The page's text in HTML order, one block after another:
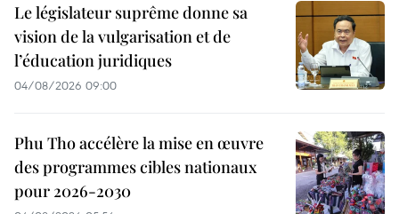
Le législateur suprême donne sa
vision de la vulgarisation et de
l’éducation juridiques
04/08/2026 09:00
Phu Tho accélère la mise en œuvre
des programmes cibles nationaux
pour 2026-2030